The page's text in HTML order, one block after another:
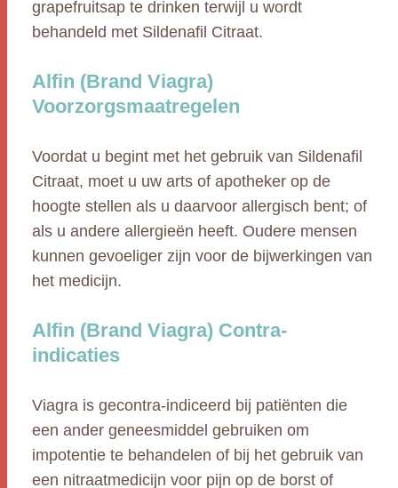
grapefruitsap te drinken terwijl u wordt
behandeld met Sildenafil Citraat.
Alfin (Brand Viagra)
Voorzorgsmaatregelen
Voordat u begint met het gebruik van Sildenafil
Citraat, moet u uw arts of apotheker op de
hoogte stellen als u daarvoor allergisch bent; of
als u andere allergieën heeft. Oudere mensen
kunnen gevoeliger zijn voor de bijwerkingen van
het medicijn.
Alfin (Brand Viagra) Contra-
indicaties
Viagra is gecontra-indiceerd bij patiënten die
een ander geneesmiddel gebruiken om
impotentie te behandelen of bij het gebruik van
een nitraatmedicijn voor pijn op de borst of